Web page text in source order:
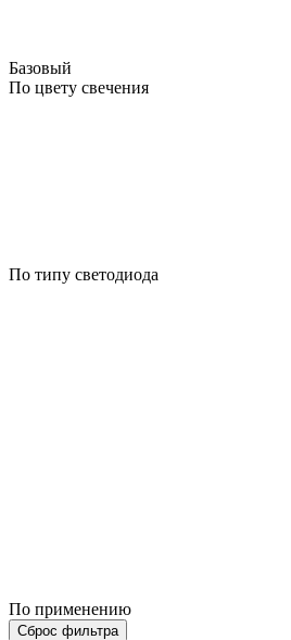
Базовый
По цвету свечения
По типу светодиода
По применению
Сброс фильтра